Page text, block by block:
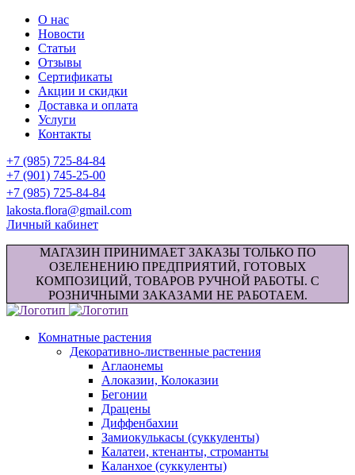
О нас
Новости
Статьи
Отзывы
Сертификаты
Акции и скидки
Доставка и оплата
Услуги
Контакты
+7 (985) 725-84-84
+7 (901) 745-25-00
+7 (985) 725-84-84
lakosta.flora@gmail.com
Личный кабинет
МАГАЗИН ПРИНИМАЕТ ЗАКАЗЫ ТОЛЬКО ПО
ОЗЕЛЕНЕНИЮ ПРЕДПРИЯТИЙ, ГОТОВЫХ
КОМПОЗИЦИЙ, ТОВАРОВ РУЧНОЙ РАБОТЫ. С
РОЗНИЧНЫМИ ЗАКАЗАМИ НЕ РАБОТАЕМ.
Комнатные растения
Декоративно-лиственные растения
Аглаонемы
Алоказии, Колоказии
Бегонии
Драцены
Диффенбахии
Замиокулькасы (суккуленты)
Калатеи, ктенанты, строманты
Каланхое (суккуленты)